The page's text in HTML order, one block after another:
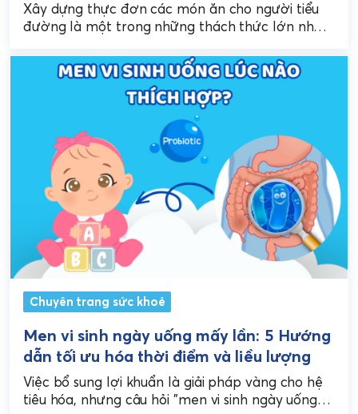
Xây dựng thực đơn các món ăn cho người tiểu
đường là một trong những thách thức lớn nhất
Chuyên trang sức khoẻ
Men vi sinh ngày uống mấy lần: 5 Hướng
dẫn tối ưu hóa thời điểm và liều lượng
Việc bổ sung lợi khuẩn là giải pháp vàng cho hệ
tiêu hóa, nhưng câu hỏi "men vi sinh ngày uống